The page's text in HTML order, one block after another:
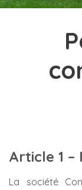
Article 1 –
La société